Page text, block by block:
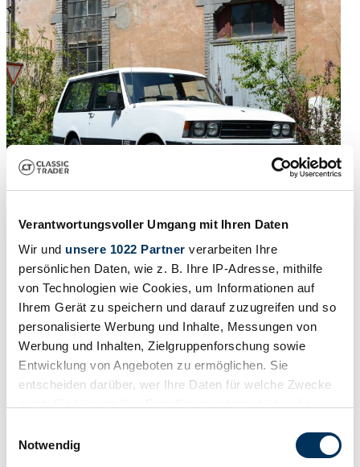
Verantwortungsvoller Umgang mit Ihren Daten
Wir und unsere 1022 Partner verarbeiten Ihre
persönlichen Daten, wie z. B. Ihre IP-Adresse, mithilfe
von Technologien wie Cookies, um Informationen auf
Ihrem Gerät zu speichern und darauf zuzugreifen und so
personalisierte Werbung und Inhalte, Messungen von
Werbung und Inhalten, Zielgruppenforschung sowie
Entwicklung von Angeboten zu ermöglichen. Sie
entscheiden darüber, wer Ihre Daten für welche Zwecke
Trigger Symbol ändern oder widerrufen
Notwendig
1978 | Monteverdi Safari
Sehr originales Fahrzeug aus Schweizer Auslieferung mit
Veteraneneintrag
il y a 7 ans